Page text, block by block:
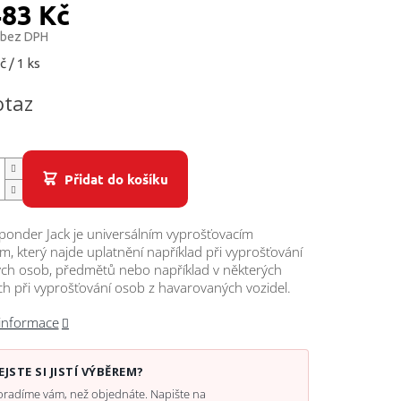
Kč
DPH
/ 1 ks
Přidat do košíku
Jack je universálním vyprošťovacím
který najde uplatnění například při vyprošťování
osob, předmětů nebo například v některých
při vyprošťování osob z havarovaných vozidel.
SI JISTÍ VÝBĚREM?
vám, než objednáte. Napište na